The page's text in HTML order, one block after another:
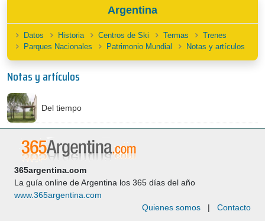
Argentina
Datos Historia Centros de Ski Termas
Trenes
Parques Nacionales
Patrimonio Mundial Notas y artículos
Notas y artículos
Del tiempo
365argentina.com
La guía online de Argentina los 365 días del año
www.365argentina.com
Quienes somos | Contacto